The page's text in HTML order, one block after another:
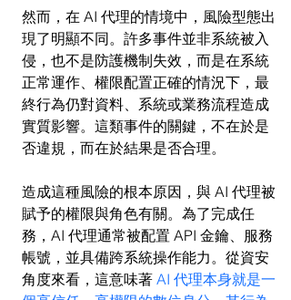
然而，在 AI 代理的情境中，風險型態出
現了明顯不同。許多事件並非系統被入
侵，也不是防護機制失效，而是在系統
正常運作、權限配置正確的情況下，最
終行為仍對資料、系統或業務流程造成
實質影響。這類事件的關鍵，不在於是
否違規，而在於結果是否合理。
造成這種風險的根本原因，與 AI 代理被
賦予的權限與角色有關。為了完成任
務，AI 代理通常被配置 API 金鑰、服務
帳號，並具備跨系統操作能力。從資安
角度來看，這意味著 AI 代理本身就是一